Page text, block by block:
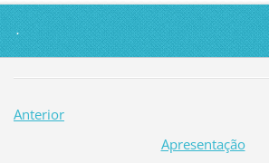
.
Anterior
Apresentação